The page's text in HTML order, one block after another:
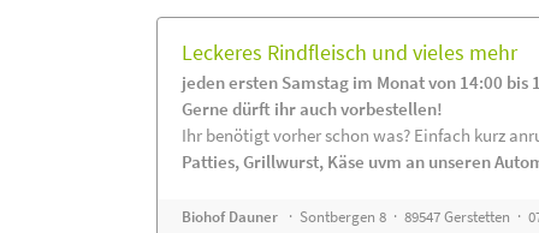
Leckeres Rindfleisch und vieles mehr
jeden ersten Samstag im Monat von 14:00 bis
Gerne dürft ihr auch vorbestellen!
Ihr benötigt vorher schon was? Einfach kurz
Patties, Grillwurst, Käse uvm an unseren
Biohof Dauner · Sontbergen 8 · 89547 Gerstetten ·